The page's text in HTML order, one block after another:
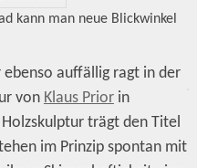
kann man neue Blickwinkel
ebenso auffällig ragt in der
von Klaus Priorin
trägt den Titel
im Prinzip spontan mit